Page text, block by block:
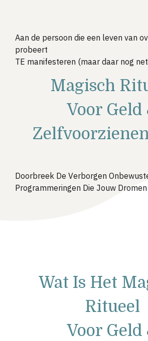
Aan de persoon die een leven van
probeert
TE manifesteren (maar daar nog net
Magisch
Voor Geld
Doorbreek De Verborgen
Programmeringen Die Jouw
Wat Is Het
Ritueel
Voor Geld